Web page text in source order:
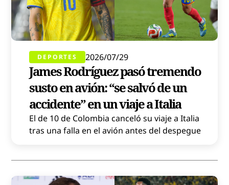
DEPORTES 2026/07/29
James Rodríguez pasó tremendo
susto en avión: “se salvó de un
accidente” en un viaje a Italia
El de 10 de Colombia canceló su viaje a Italia
tras una falla en el avión antes del despegue